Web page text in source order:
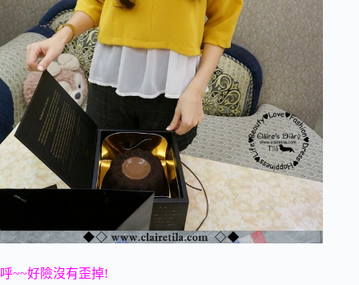
呼~~好險沒有歪掉!